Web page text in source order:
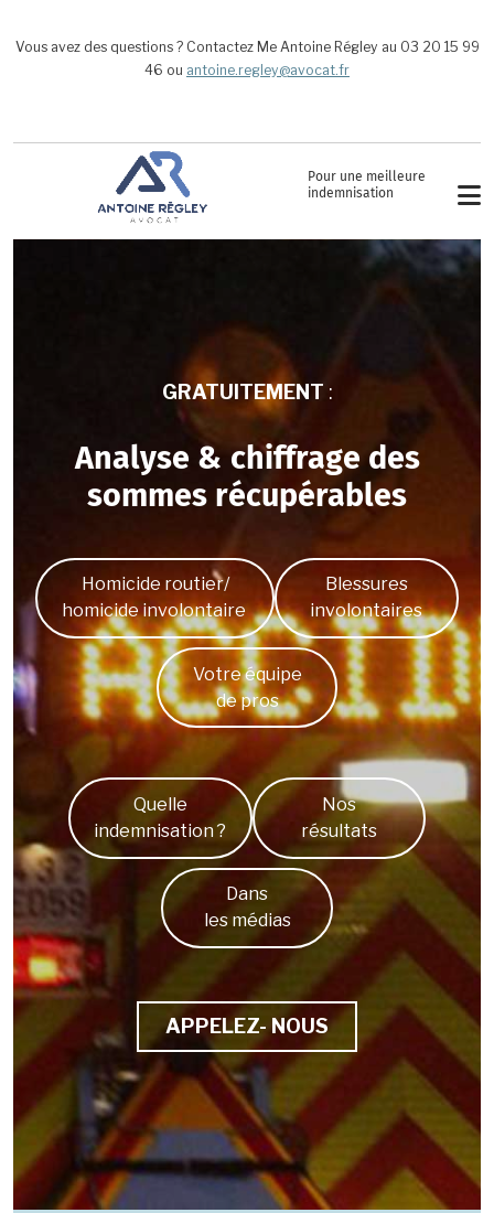
Vous avez des questions ? Contactez Me Antoine Régley au 03 20 15 99
46 ou antoine.regley@avocat.fr
Pour une meilleure
indemnisation
GRATUITEMENT :
Analyse & chiffrage des
sommes récupérables
Homicide routier/
homicide involontaire
Blessures
involontaires
Votre équipe
de pros
Quelle
indemnisation ?
Nos
résultats
Dans
les médias
APPELEZ- NOUS